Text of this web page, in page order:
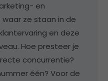
en
ze staan in de
en deze
Hoe presteer je
concurrentie?
één? Voor de